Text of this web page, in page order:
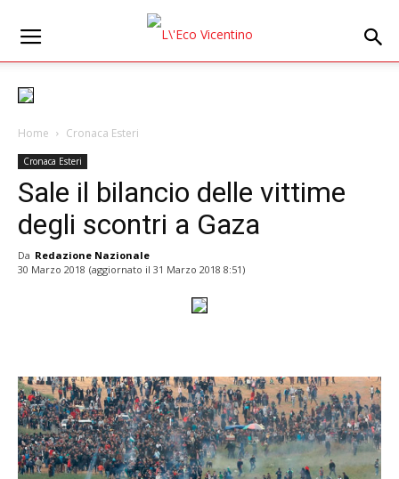
Home Cronaca Esteri
Cronaca Esteri
Sale il bilancio delle vittime
degli scontri a Gaza
Da Redazione Nazionale
30 Marzo 2018 (aggiornato il 31 Marzo 2018 8:51)